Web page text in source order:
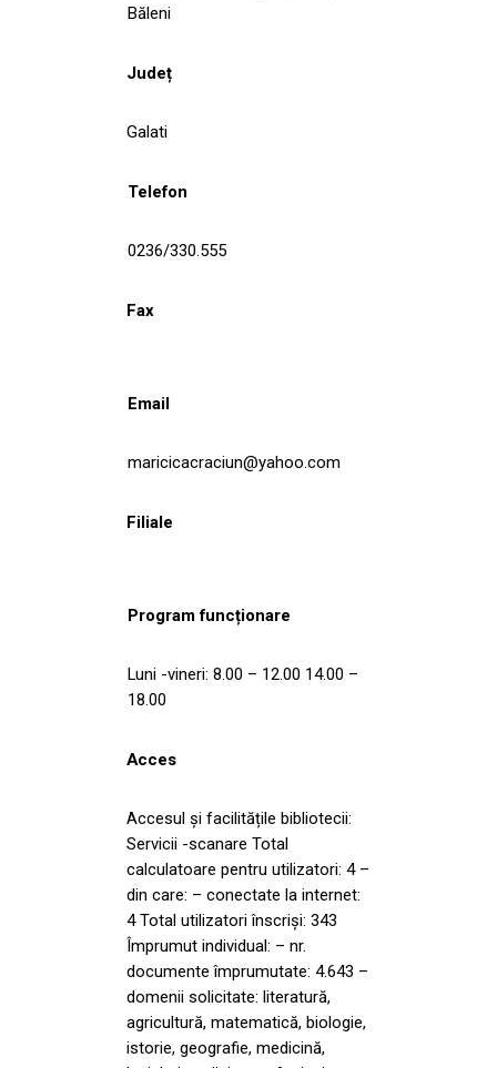
Băleni
Județ
Galati
Telefon
0236/330.555
Fax
Email
maricicacraciun@yahoo.com
Filiale
Program funcționare
Luni -vineri: 8.00 – 12.00 14.00 –
18.00
Acces
Accesul și facilitățile bibliotecii:
Servicii -scanare Total
calculatoare pentru utilizatori: 4 –
din care: – conectate la internet:
4 Total utilizatori înscriși: 343
Împrumut individual: – nr.
documente împrumutate: 4.643 –
domenii solicitate: literatură,
agricultură, matematică, biologie,
istorie, geografie, medicină,